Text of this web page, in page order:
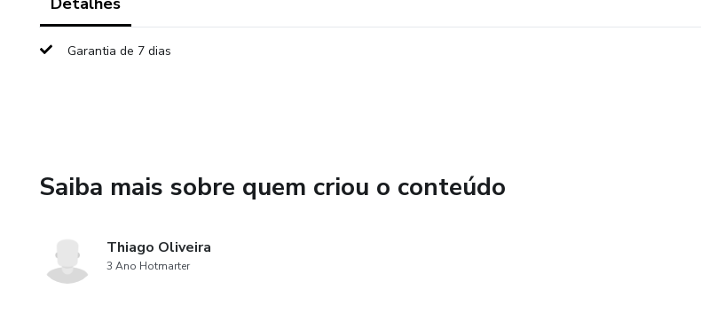
Garantia de 7 dias
Saiba mais sobre quem criou o conteúdo
Thiago Oliveira
3 Ano Hotmarter